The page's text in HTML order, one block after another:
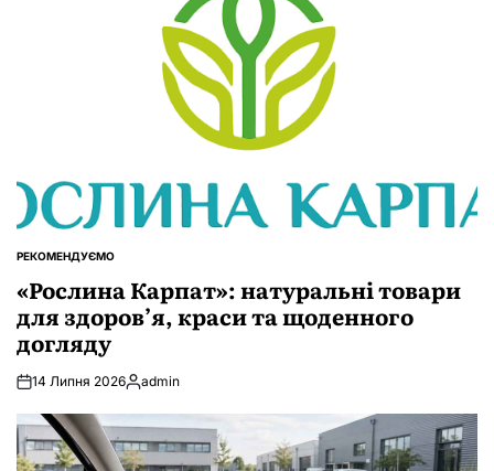
ОПУБЛІКУВАТИ
РЕКОМЕНДУЄМО
«Рослина Карпат»: натуральні товари
для здоров’я, краси та щоденного
догляду
14 Липня 2026Опубліковано
admin